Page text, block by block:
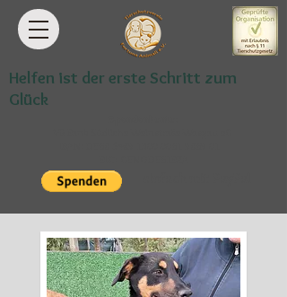
Helfen ist der erste Schritt zum
Glück